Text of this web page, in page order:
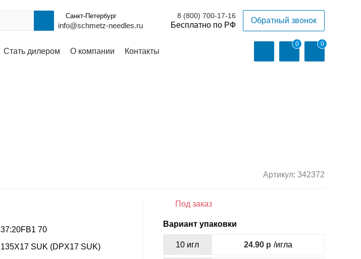
Санкт-Петербург
info@schmetz-needles.ru
8 (800) 700-17-16
Обратный звонок
Стать дилером О компании Контакты
0 0
Артикул: 342372
37:20FB1 70
135X17 SUK (DPX17 SUK)
Под заказ
Вариант упаковки
10 игл 24.90 /игла